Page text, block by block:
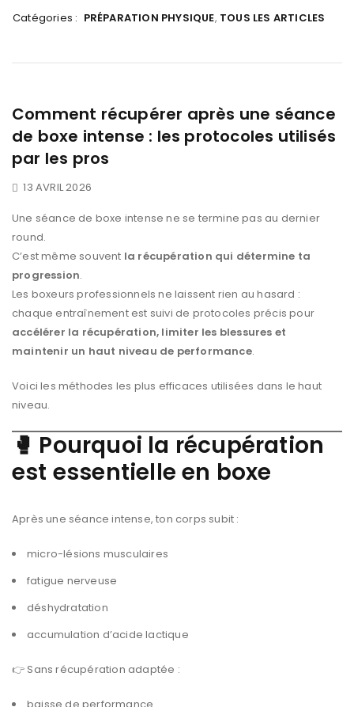
Catégories : PRÉPARATION PHYSIQUE, TOUS LES ARTICLES
Comment récupérer après une séance
de boxe intense : les protocoles utilisés
par les pros
13 AVRIL 2026
Une séance de boxe intense ne se termine pas au dernier
round.
C’est même souvent la récupération qui détermine ta
progression.
Les boxeurs professionnels ne laissent rien au hasard :
chaque entraînement est suivi de protocoles précis pour
accélérer la récupération, limiter les blessures et
maintenir un haut niveau de performance.
Voici les méthodes les plus efficaces utilisées dans le haut
niveau.
🥊 Pourquoi la récupération
est essentielle en boxe
Après une séance intense, ton corps subit :
micro-lésions musculaires
fatigue nerveuse
déshydratation
accumulation d’acide lactique
👉 Sans récupération adaptée :